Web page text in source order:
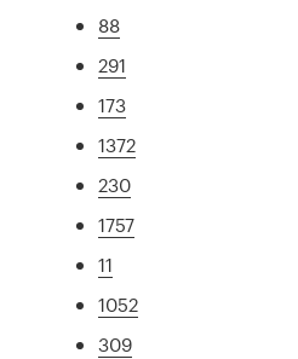
88
291
173
1372
230
1757
11
1052
309